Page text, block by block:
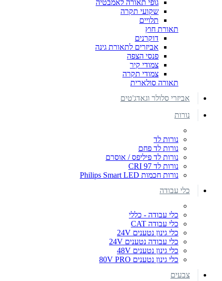
גופי תאורה לאמבטיה
שקועי תקרה
תלויים
תאורת חוץ
דוקרנים
אביזרים לתאורת גינה
פנסי הצפה
צמודי קיר
צמודי תקרה
תאורה סולארית
אביזרי סלולר וגאדג'טים
נורות
נורות לד
נורות לד פחם
נורות לד פיליפס / אוסרם
נורות לד CRI 97
נורות חכמות Philips Smart LED
כלי עבודה
כלי עבודה - כללי
כלי עבודה CAT
כלי גינון נטענים 24V
כלי עבודה נטענים 24V
כלי גינון נטענים 48V
כלי גינון נטענים 80V PRO
צבעים